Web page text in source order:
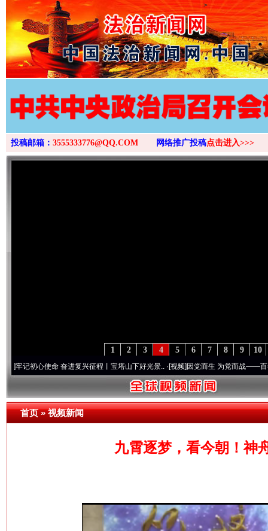
>
投稿邮箱： 3555333776@QQ.COM 网络推广投稿点击进入>>>
10
9
8
7
6
5
4
3
2
1
心使命 奋进复兴征程丨宝塔山下好光景..·[视频]因党而生 为党而战——百年“纪”事⑧
首页»视频新闻
九霄逐梦，看今朝！神